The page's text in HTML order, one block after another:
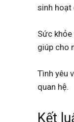
sinh hoạt
Sức
giúp cho
Tình yêu
quan hệ.
Kết